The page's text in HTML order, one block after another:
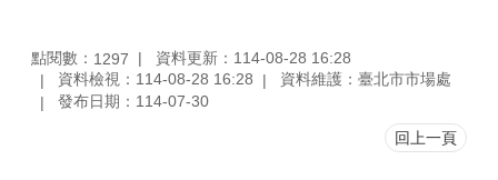
點閱數： 1297
資料更新：114-08-28 16:28
資料檢視：114-08-28 16:28
資料維護：臺北市市場處
發布日期：114-07-30
回上一頁